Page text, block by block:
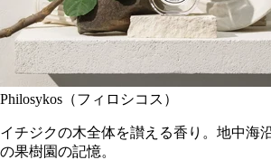
Philosykos（フィロシコス）
イチジクの木全体を讃える香り。地中海
の果樹園の記憶。